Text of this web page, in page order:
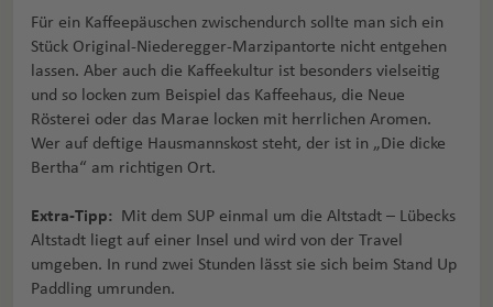
Für ein Kaffeepäuschen zwischendurch sollte man sich ein
Stück Original-Niederegger-Marzipantorte nicht entgehen
lassen. Aber auch die Kaffeekultur ist besonders vielseitig
und so locken zum Beispiel das Kaffeehaus, die Neue
Rösterei oder das Marae locken mit herrlichen Aromen.
Wer auf deftige Hausmannskost steht, der ist in „Die dicke
Bertha“ am richtigen Ort.
Extra-Tipp: Mit dem SUP einmal um die Altstadt – Lübecks
Altstadt liegt auf einer Insel und wird von der Travel
umgeben. In rund zwei Stunden lässt sie sich beim Stand Up
Paddling umrunden.